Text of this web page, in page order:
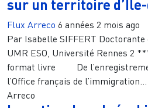
sur un territoire
Flux Arreco 6 années 2 mois ago
Par Isabelle SIFFERT Doctorante
UMR ESO, Université
format livre De
l’Office français de l’immigration...
Arreco